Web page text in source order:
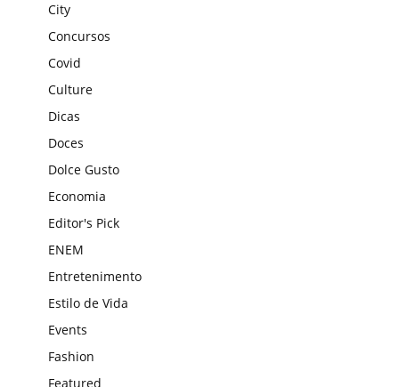
City
Concursos
Covid
Culture
Dicas
Doces
Dolce Gusto
Economia
Editor's Pick
ENEM
Entretenimento
Estilo de Vida
Events
Fashion
Featured